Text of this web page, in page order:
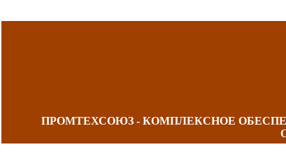
ПРОМТЕХСОЮЗ - КОМПЛЕКСНОЕ